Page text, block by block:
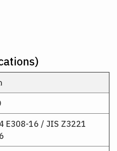
E308-16 / JIS Z3221